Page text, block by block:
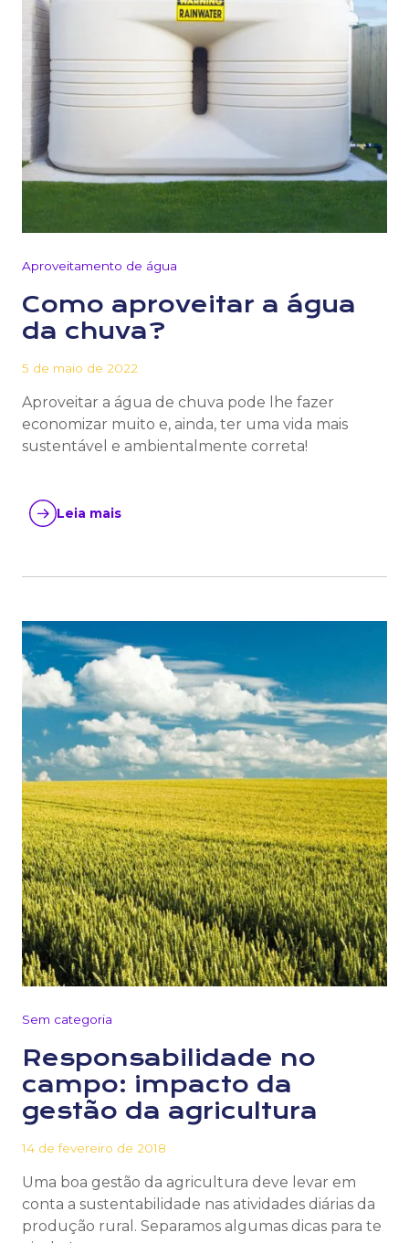
Aproveitamento de água
Como aproveitar a água
da chuva?
5 de maio de 2022
Aproveitar a água de chuva pode lhe fazer
economizar muito e, ainda, ter uma vida mais
sustentável e ambientalmente correta!
Leia mais
Sem categoria
Responsabilidade no
campo: impacto da
gestão da agricultura
14 de fevereiro de 2018
Uma boa gestão da agricultura deve levar em
conta a sustentabilidade nas atividades diárias da
produção rural. Separamos algumas dicas para te